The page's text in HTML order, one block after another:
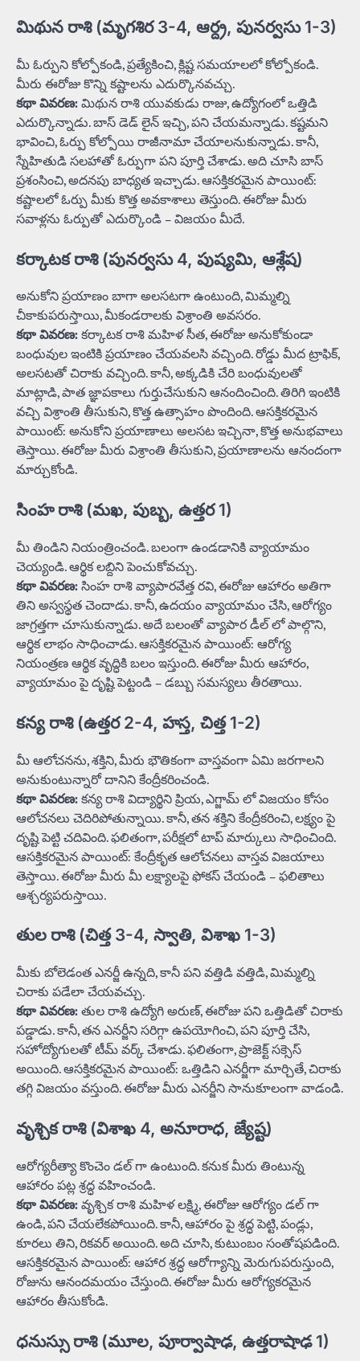
మిథున రాశి (మృగశిర 3-4, ఆర్ద్ర, పునర్వసు 1-3)
మీ ఓర్పుని కోల్పోకండి, ప్రత్యేకించి, క్లిష్ట సమయాలలో కోల్పోకండి.
మీరు ఈరోజు కొన్ని కష్టాలను ఎదుర్కొనవచ్చు.
కథా వివరణ:మిథున రాశి యువకుడు రాజు, ఉద్యోగంలో ఒత్తిడి
ఎదుర్కొన్నాడు. బాస్ డెడ్ లైన్ ఇచ్చి, పని చేయమన్నాడు. కష్టమని
భావించి, ఓర్పు కోల్పోయి రాజీనామా చేయాలనుకున్నాడు. కానీ,
స్నేహితుడి సలహాతో ఓర్పుగా పని పూర్తి చేశాడు. అది చూసి బాస్
ప్రశంసించి, అదనపు బాధ్యత ఇచ్చాడు. ఆసక్తికరమైన పాయింట్:
కష్టాలలో ఓర్పు మీకు కొత్త అవకాశాలు తెస్తుంది. ఈరోజు మీరు
సవాళ్లను ఓర్పుతో ఎదుర్కొండి – విజయం మీదే.
కర్కాటక రాశి (పునర్వసు 4, పుష్యమి, ఆశ్లేష)
అనుకోని ప్రయాణం బాగా అలసటగా ఉంటుంది, మిమ్మల్ని
చీకాకుపరుస్తాయి, మీకండరాలకు విశ్రాంతి అవసరం.
కథా వివరణ:కర్కాటక రాశి మహిళ సీత, ఈరోజు అనుకోకుండా
బంధువుల ఇంటికి ప్రయాణం చేయవలసి వచ్చింది. రోడ్డు మీద ట్రాఫిక్,
అలసటతో చిరాకు వచ్చింది. కానీ, అక్కడికి చేరి బంధువులతో
మాట్లాడి, పాత జ్ఞాపకాలు గుర్తుచేసుకుని ఆనందించింది. తిరిగి ఇంటికి
వచ్చి విశ్రాంతి తీసుకుని, కొత్త ఉత్సాహం పొందింది. ఆసక్తికరమైన
పాయింట్: అనుకోని ప్రయాణాలు అలసట ఇచ్చినా, కొత్త అనుభవాలు
తెస్తాయి. ఈరోజు మీరు విశ్రాంతి తీసుకుని, ప్రయాణాలను ఆనందంగా
మార్చుకోండి.
సింహ రాశి (మఖ, పుబ్బ, ఉత్తర 1)
మీ తిండిని నియంత్రించండి. బలంగా ఉండడానికి వ్యాయామం
చెయ్యండి. ఆర్థిక లబ్దిని పెంచుకోవచ్చు.
కథా వివరణ:సింహ రాశి వ్యాపారవేత్త రవి, ఈరోజు ఆహారం అతిగా
తిని అస్వస్థత చెందాడు. కానీ, ఉదయం వ్యాయామం చేసి, ఆరోగ్యం
జాగ్రత్తగా చూసుకున్నాడు. అదే బలంతో వ్యాపార డీల్ లో పాల్గొని,
ఆర్థిక లాభం సాధించాడు. ఆసక్తికరమైన పాయింట్: ఆరోగ్య
నియంత్రణ ఆర్థిక వృద్ధికి బలం ఇస్తుంది. ఈరోజు మీరు ఆహారం,
వ్యాయామం పై దృష్టి పెట్టండి – డబ్బు సమస్యలు తీరతాయి.
కన్య రాశి (ఉత్తర 2-4, హస్త, చిత్త 1-2)
మీ ఆలోచనను, శక్తిని, మీరు భౌతికంగా వాస్తవంగా ఏమి జరగాలని
అనుకుంటున్నారో దానిని కేంద్రీకరించండి.
కథా వివరణ:కన్య రాశి విద్యార్థిని ప్రియ, ఎగ్జామ్ లో విజయం కోసం
ఆలోచనలు చెదిరిపోతున్నాయి. కానీ, తన శక్తిని కేంద్రీకరించి, లక్ష్యం పై
దృష్టి పెట్టి చదివింది. ఫలితంగా, పరీక్షలో టాప్ మార్కులు సాధించింది.
ఆసక్తికరమైన పాయింట్: కేంద్రీకృత ఆలోచనలు వాస్తవ విజయాలు
తెస్తాయి. ఈరోజు మీరు మీ లక్ష్యాలపై ఫోకస్ చేయండి – ఫలితాలు
ఆశ్చర్యపరుస్తాయి.
తుల రాశి (చిత్త 3-4, స్వాతి, విశాఖ 1-3)
మీకు బోలెడంత ఎనర్జీ ఉన్నది, కానీ పని వత్తిడి వత్తిడి, మిమ్మల్ని
చిరాకు పడేలా చేయవచ్చు.
కథా వివరణ:తుల రాశి ఉద్యోగి అరుణ్, ఈరోజు పని ఒత్తిడితో చిరాకు
పడ్డాడు. కానీ, తన ఎనర్జీని సరిగ్గా ఉపయోగించి, పని పూర్తి చేసి,
సహోద్యోగులతో టీమ్ వర్క్ చేశాడు. ఫలితంగా, ప్రాజెక్ట్ సక్సెస్
అయింది. ఆసక్తికరమైన పాయింట్: ఒత్తిడిని ఎనర్జీగా మార్చితే, చిరాకు
తగ్గి విజయం వస్తుంది. ఈరోజు మీరు ఎనర్జీని సానుకూలంగా వాడండి.
వృశ్చిక రాశి (విశాఖ 4, అనూరాధ, జ్యేష్ట)
ఆరోగ్యరీత్యా కొంచెం డల్ గా ఉంటుంది. కనుక మీరు తింటున్న
ఆహారం పట్ల శ్రద్ధ వహించండి.
కథా వివరణ:వృశ్చిక రాశి మహిళ లక్ష్మి, ఈరోజు ఆరోగ్యం డల్ గా
ఉండి, పని చేయలేకపోయింది. కానీ, ఆహారం పై శ్రద్ధ పెట్టి, పండ్లు,
కూరలు తిని, రికవర్ అయింది. అది చూసి, కుటుంబం సంతోషపడింది.
ఆసక్తికరమైన పాయింట్: ఆహార శ్రద్ధ ఆరోగ్యాన్ని మెరుగుపరుస్తుంది,
రోజును ఆనందమయం చేస్తుంది. ఈరోజు మీరు ఆరోగ్యకరమైన
ఆహారం తీసుకోండి.
ధనుస్సు రాశి (మూల, పూర్వాషాఢ, ఉత్తరాషాఢ 1)